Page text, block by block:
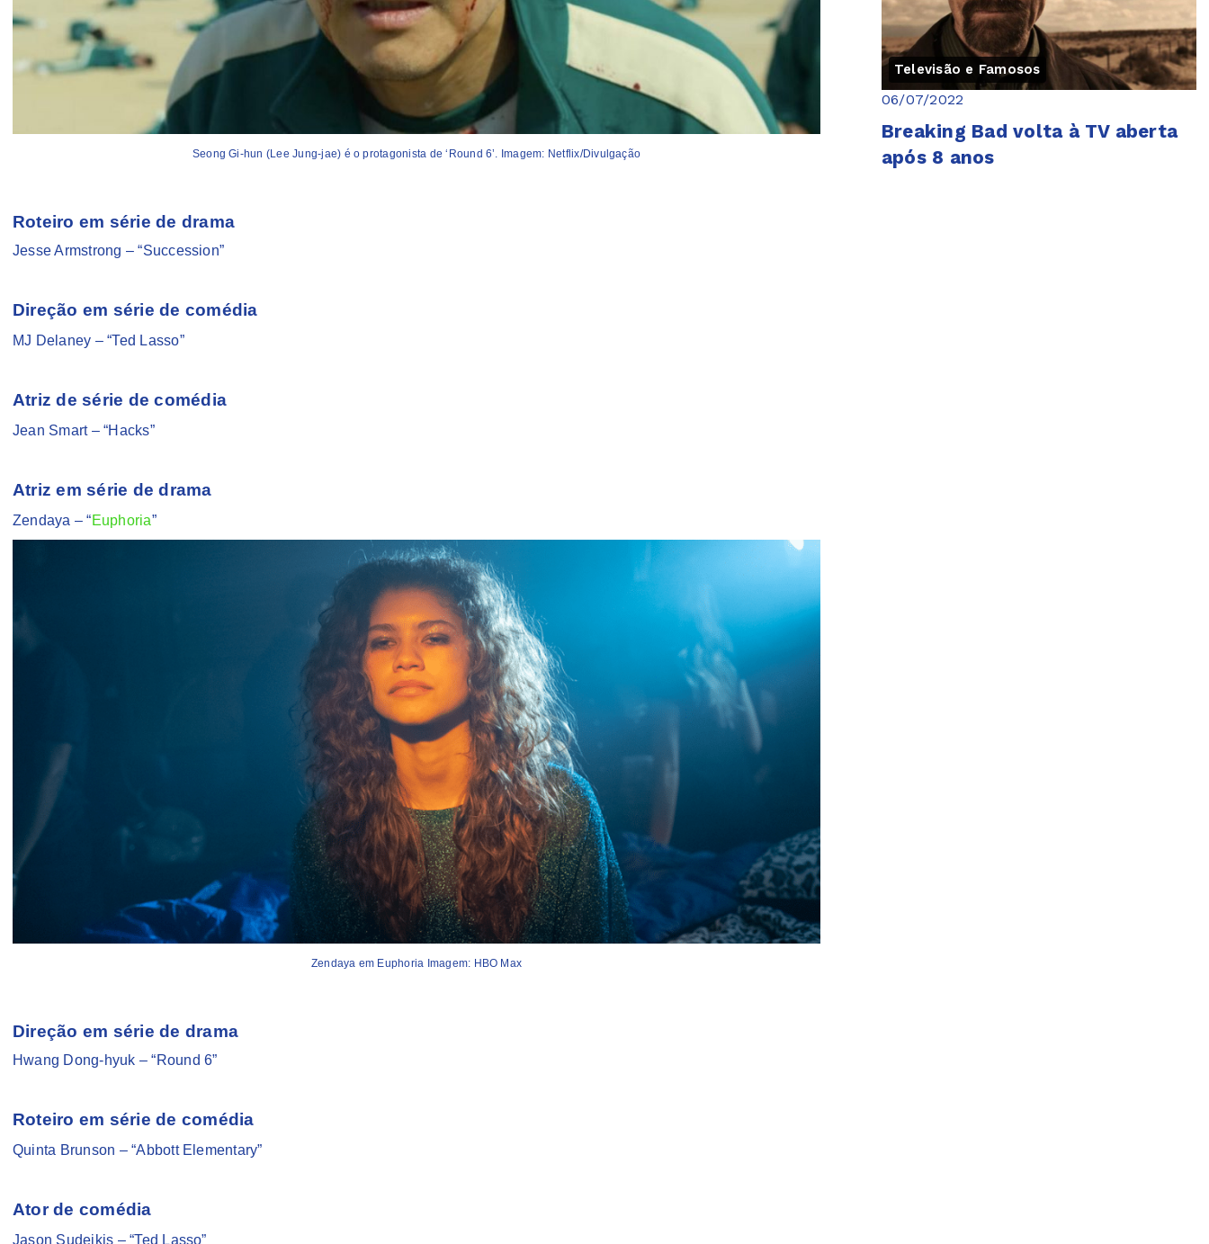
Seong Gi-hun (Lee Jung-jae) é o protagonista de ‘Round 6’. Imagem: Netflix/Divulgação
Roteiro em série de drama
Jesse Armstrong – “Succession”
Direção em série de comédia
MJ Delaney – “Ted Lasso”
Atriz de série de comédia
Jean Smart – “Hacks”
Atriz em série de drama
Zendaya – “Euphoria”
Zendaya em Euphoria Imagem: HBO Max
Direção em série de drama
Hwang Dong-hyuk – “Round 6”
Roteiro em série de comédia
Quinta Brunson – “Abbott Elementary”
Ator de comédia
Jason Sudeikis – “Ted Lasso”
Televisão e Famosos
06/07/2022
Breaking Bad volta à TV aberta
após 8 anos